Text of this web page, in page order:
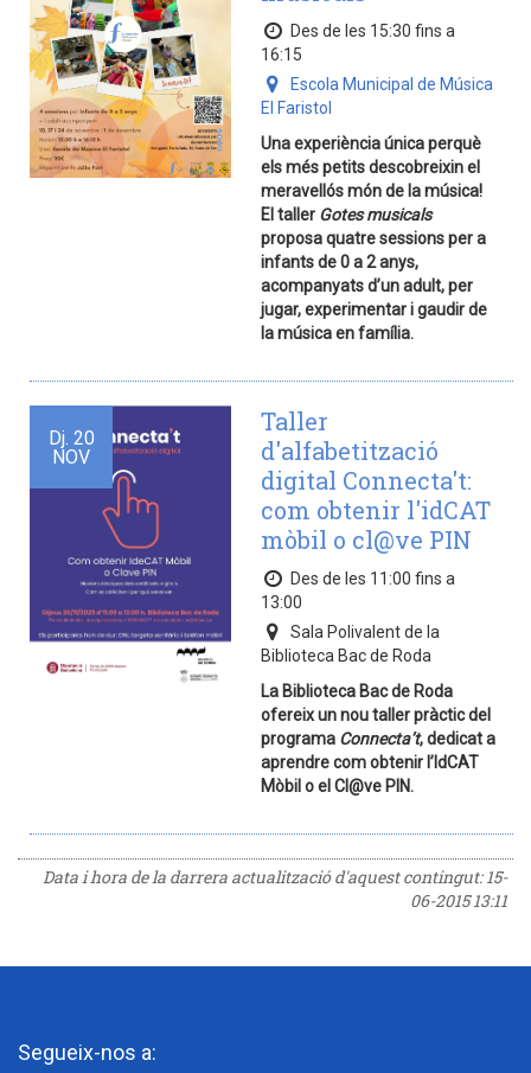
Des de les 15:30 fins a
16:15
Escola Municipal de Música
El Faristol
Una experiència única perquè
els més petits descobreixin el
meravellós món de la música!
El taller Gotes musicals
proposa quatre sessions per a
infants de 0 a 2 anys,
acompanyats d’un adult, per
jugar, experimentar i gaudir de
la música en família.
Dj. 20
NOV
Taller
d'alfabetització
digital Connecta't:
com obtenir l'idCAT
mòbil o cl@ve PIN
Des de les 11:00 fins a
13:00
Sala Polivalent de la
Biblioteca Bac de Roda
La Biblioteca Bac de Roda
ofereix un nou taller pràctic del
programa Connecta’t, dedicat a
aprendre com obtenir l’IdCAT
Mòbil o el Cl@ve PIN.
Data i hora de la darrera actualització d'aquest contingut:15-
06-2015 13:11
Segueix-nos a: